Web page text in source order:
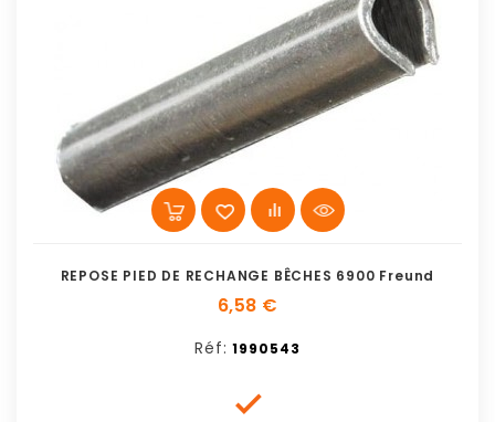
REPOSE PIED DE RECHANGE BÊCHES 6900 Freund
6,58 €
Réf: 1990543
